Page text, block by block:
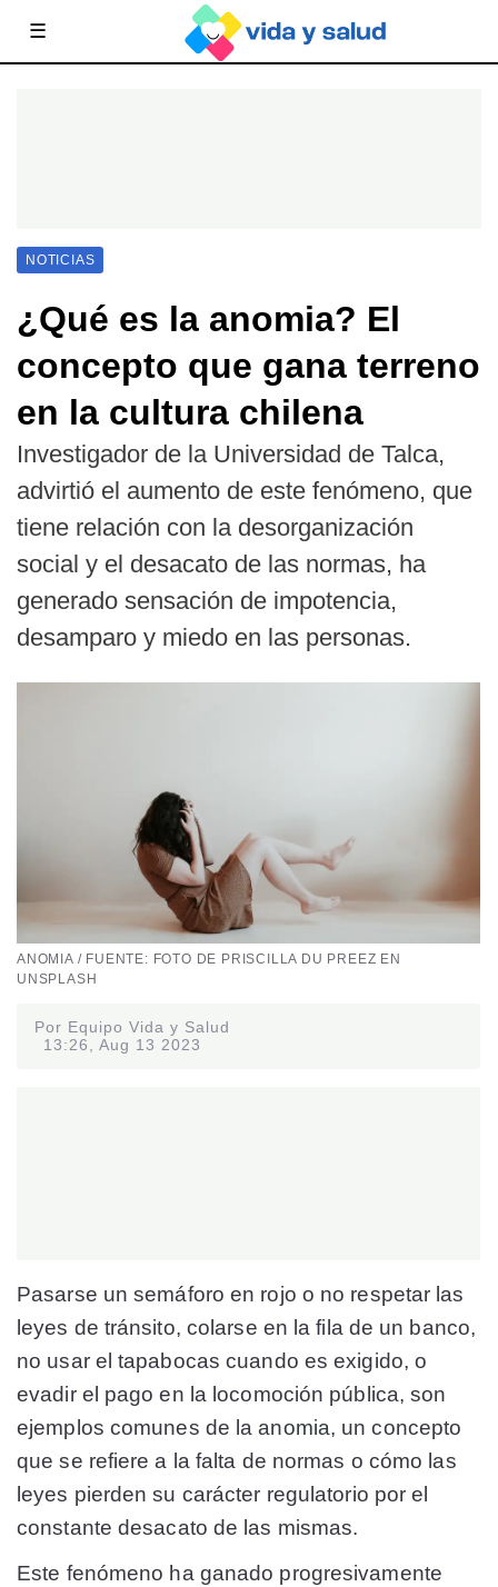
☰
NOTICIAS
¿Qué es la anomia? El
concepto que gana terreno
en la cultura chilena
Investigador de la Universidad de Talca,
advirtió el aumento de este fenómeno, que
tiene relación con la desorganización
social y el desacato de las normas, ha
generado sensación de impotencia,
desamparo y miedo en las personas.
ANOMIA / FUENTE: FOTO DE PRISCILLA DU PREEZ EN
UNSPLASH
Por Equipo Vida y Salud
13:26, Aug 13 2023
Pasarse un semáforo en rojo o no respetar las
leyes de tránsito, colarse en la fila de un banco,
no usar el tapabocas cuando es exigido, o
evadir el pago en la locomoción pública, son
ejemplos comunes de laanomia, un concepto
que se refiere a la falta de normas o cómo las
leyes pierden su carácter regulatorio por el
constante desacato de las mismas.
Este fenómeno ha ganado progresivamente